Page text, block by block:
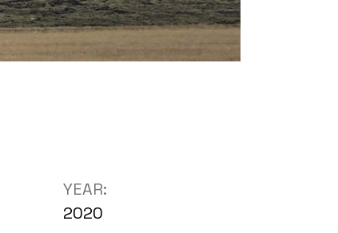
YEAR:
2020